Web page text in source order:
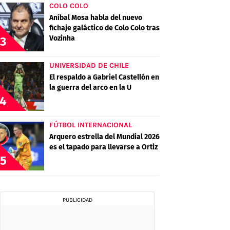
3
COLO COLO
Aníbal Mosa habla del nuevo
fichaje galáctico de Colo Colo tras
Vozinha
4
UNIVERSIDAD DE CHILE
El respaldo a Gabriel Castellón en
la guerra del arco en la U
5
FÚTBOL INTERNACIONAL
Arquero estrella del Mundial 2026
es el tapado para llevarse a Ortiz